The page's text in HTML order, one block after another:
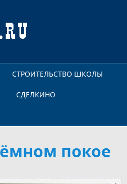
СТРОИТЕЛЬСТВО ШКОЛЫ
СДЕЛКИНО
покое